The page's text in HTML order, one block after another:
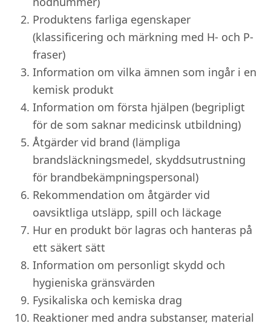
Produktens farliga egenskaper
(klassificering och märkning med H- och P-
fraser)
Information om vilka ämnen som ingår i en
kemisk produkt
Information om första hjälpen (begripligt
för de som saknar medicinsk utbildning)
Åtgärder vid brand (lämpliga
brandsläckningsmedel, skyddsutrustning
för brandbekämpningspersonal)
Rekommendation om åtgärder vid
oavsiktliga utsläpp, spill och läckage
Hur en produkt bör lagras och hanteras på
ett säkert sätt
Information om personligt skydd och
hygieniska gränsvärden
Fysikaliska och kemiska drag
Reaktioner med andra substanser, material